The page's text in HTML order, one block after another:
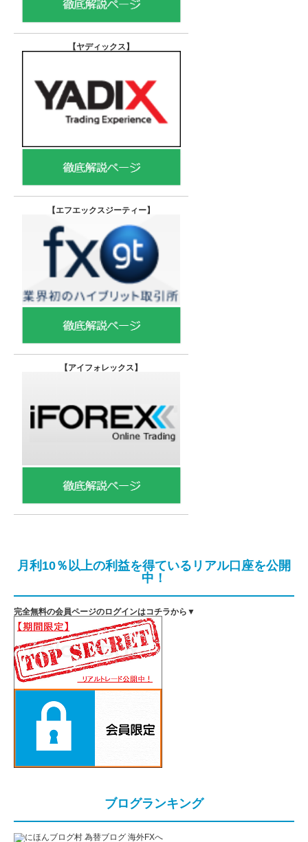
【ヤディックス】
【エフエックスジーティー】
【アイフォレックス】
月利10％以上の利益を得ているリアル口座を公開
中！
完全無料の会員ページのログインはコチラから▼
ブログランキング